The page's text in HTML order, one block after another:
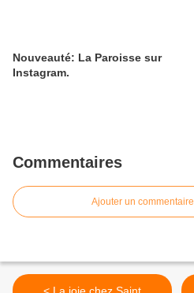
Nouveauté: La Paroisse sur
Instagram.
Commentaires
Ajouter un commentaire